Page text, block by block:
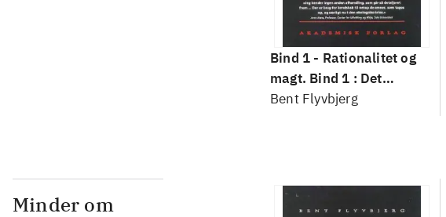
Bind 1 - Rationalitet og
magt. Bind 1 : Det
konkretes videnskab
Bent Flyvbjerg
Minder om